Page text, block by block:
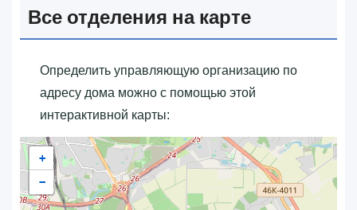
Все отделения на карте
Определить управляющую организацию по
адресу дома можно с помощью этой
интерактивной карты:
+
−